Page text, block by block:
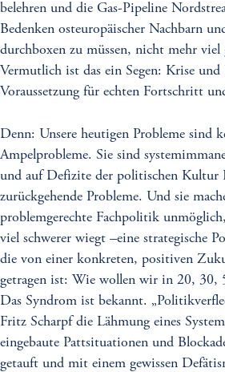
belehren und die Gas-Pipeline
Bedenken osteuropäischer Nachbarn
durchboxen zu müssen, nicht mehr viel
Vermutlich ist das ein Segen: Krise
Voraussetzung für echten Fortschritt
Denn: Unsere heutigen Probleme sind
Ampelprobleme. Sie sind
und auf Defizite der politischen Kultur
zurückgehende Probleme. Und sie
problemgerechte Fachpolitik
viel schwerer wiegt –eine strategische
die von einer konkreten, positiven
getragen ist: Wie wollen wir in 20, 30,
Das Syndrom ist bekannt.
Fritz Scharpf die Lähmung eines
eingebaute Pattsituationen und
getauft und mit einem gewissen